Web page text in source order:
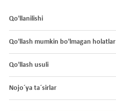
Qo'llanilishi
Qo'llash mumkin bo'lmagan holatlar
Qo'llash usuli
Nojo´ya ta´sirlar